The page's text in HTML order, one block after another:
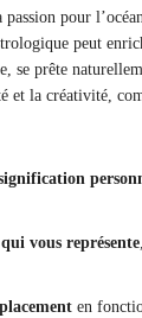
pour
peut
se prête
et la créativité,
vous représente
en